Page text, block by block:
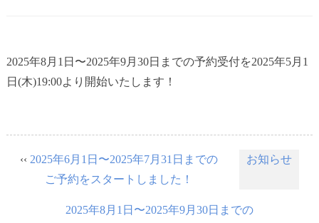
2025年8月1日〜2025年9月30日までの予約受付を2025年5月1
日(木)19:00より開始いたします！
‹‹ 2025年6月1日〜2025年7月31日までの
ご予約をスタートしました！
お知らせ
2025年8月1日〜2025年9月30日までの